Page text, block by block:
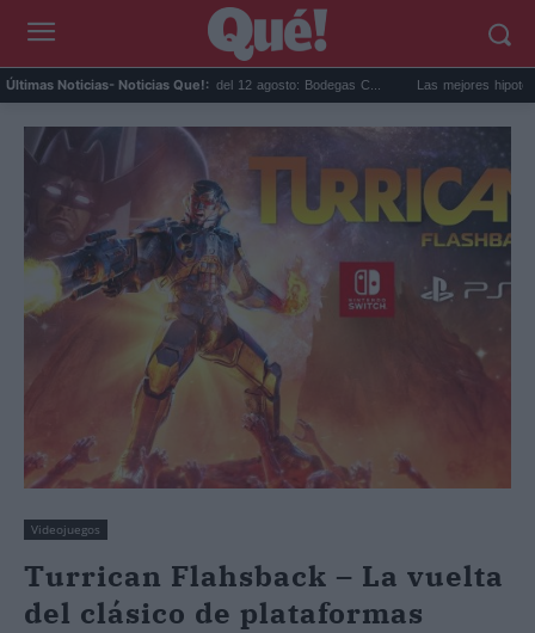
Últimas Noticias- Noticias Que!:
Eclipse solar en Cariñena del 12 agosto: Bodegas C... Las mejores hipotecas de
Videojuegos
Turrican Flahsback – La vuelta
del clásico de plataformas